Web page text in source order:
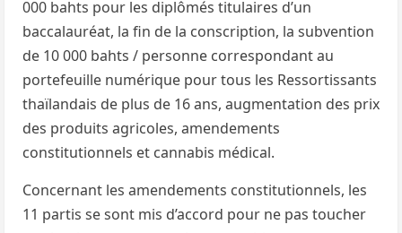
000 bahts pour les diplômés titulaires d’un
baccalauréat, la fin de la conscription, la subvention
de 10 000 bahts / personne correspondant au
portefeuille numérique pour tous les Ressortissants
thaïlandais de plus de 16 ans, augmentation des prix
des produits agricoles, amendements
constitutionnels et cannabis médical.
Concernant les amendements constitutionnels, les
11 partis se sont mis d’accord pour ne pas toucher